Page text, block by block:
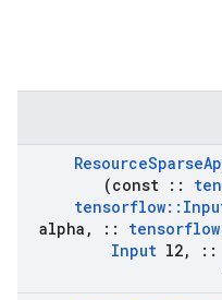
ResourceSparse
(const ::
tensorflow::
alpha , :: tensorflow
Input l2, ::